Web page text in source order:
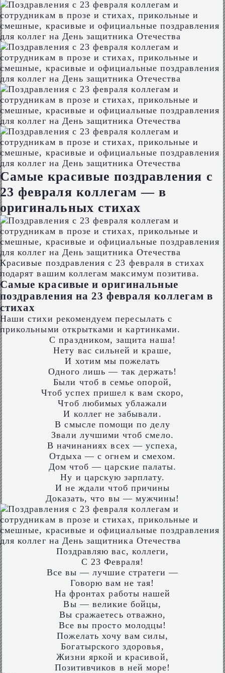
Самые красивые поздравления с
23 февраля коллегам — в
оригинальных стихах
Красивые поздравления с 23 февраля в стихах
подарят вашим коллегам максимум позитива.
Самые красивые и оригинальные
поздравления на 23 февраля коллегам в
стихах
Наши стихи рекомендуем пересылать с
прикольными открытками и картинками.
С праздником, защита наша!
Нету вас сильней и краше,
И хотим мы пожелать
Одного лишь — так держать!
Были чтоб в семье опорой,
Чтоб успех пришел к вам скоро,
Чтоб любимых ублажали
И коллег не забывали.
В смысле помощи по делу
Звали лучшими чтоб смело.
В начинаниях всех — успеха,
Отдыха — с огнем и смехом.
Дом чтоб — царские палаты.
Ну и царскую зарплату.
И не ждали чтоб причины
Доказать, что вы — мужчины!
Поздравляю вас, коллеги,
С 23 Февраля!
Все вы — лучшие стратеги —
Говорю вам не тая!
На фронтах работы нашей
Вы — великие бойцы,
Вы сражаетесь отважно,
Все вы просто молодцы!
Пожелать хочу вам силы,
Богатырского здоровья,
Жизни яркой и красивой,
Позитивчиков в ней море!